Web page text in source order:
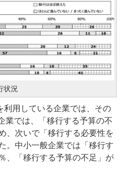
状況
用している企業では、その
業では、「移行する予算の不
、次いで「移行する必要性を
。中小一般企業では「移行す
、「移行する予算の不足」が